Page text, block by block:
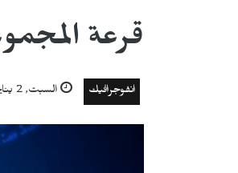
قرعة
انفوجرافيك السبت, 2 يناير 2021, 10:21